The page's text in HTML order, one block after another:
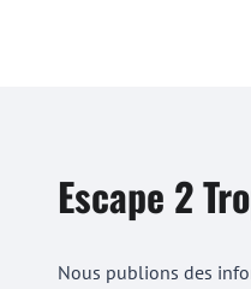
Escape 2
Nous publions des